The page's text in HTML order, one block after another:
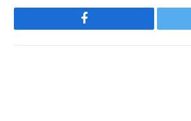
Facebook